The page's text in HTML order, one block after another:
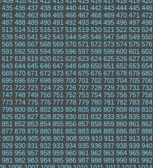
435 436 437 438 439 440 441 442 443 444 445 446
461 462 463 464 465 466 467 468 469 470 471 472
487 488 489 490 491 492 493 494 495 496 497 498
513 514 515 516 517 518 519 520 521 522 523 524
539 540 541 542 543 544 545 546 547 548 549 550
565 566 567 568 569 570 571 572 573 574 575 576
591 592 593 594 595 596 597 598 599 600 601 602
617 618 619 620 621 622 623 624 625 626 627 628
643 644 645 646 647 648 649 650 651 652 653 654
669 670 671 672 673 674 675 676 677 678 679 680
695 696 697 698 699 700 701 702 703 704 705 706
721 722 723 724 725 726 727 728 729 730 731 732
747 748 749 750 751 752 753 754 755 756 757 758
773 774 775 776 777 778 779 780 781 782 783 784
799 800 801 802 803 804 805 806 807 808 809 810
825 826 827 828 829 830 831 832 833 834 835 836
851 852 853 854 855 856 857 858 859 860 861 862
877 878 879 880 881 882 883 884 885 886 887 888
903 904 905 906 907 908 909 910 911 912 913 914
929 930 931 932 933 934 935 936 937 938 939 940
955 956 957 958 959 960 961 962 963 964 965 966
981 982 983 984 985 986 987 988 989 990 991 992